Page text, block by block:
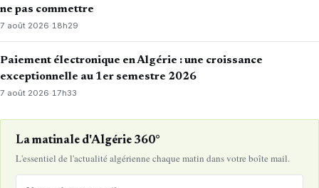
ne pas commettre
7 août 2026·18h29
Paiement électronique en Algérie : une croissance
exceptionnelle au 1er semestre 2026
7 août 2026· 17h33
La matinale d'Algérie 360°
L'essentiel de l'actualité algérienne chaque matin dans votre boîte mail.